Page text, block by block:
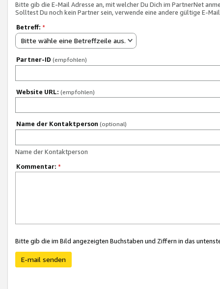
Bitte gib die E-Mail Adresse an, mit welcher Du Dich im PartnerNet
Solltest Du noch kein Partner sein, verwende eine andere gültige E-
Betreff: *
Bitte wähle eine Betreffzeile aus.
Partner-ID (empfohlen)
Website URL: (empfohlen)
Name der Kontaktperson (optional)
Name der Kontaktperson
Kommentar: *
Bitte gib die im Bild angezeigten Buchstaben und Ziffern in das
E-mail senden